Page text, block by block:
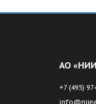
АО
+7 (495)